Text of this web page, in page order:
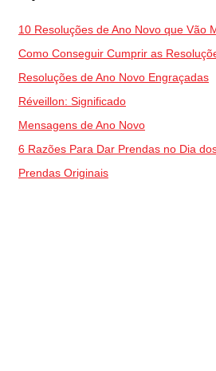
10 Resoluções de Ano Novo que Vão
Como Conseguir Cumprir as
Resoluções de Ano Novo Engraçadas
Réveillon: Significado
Mensagens de Ano Novo
6 Razões Para Dar Prendas no Dia
Prendas Originais